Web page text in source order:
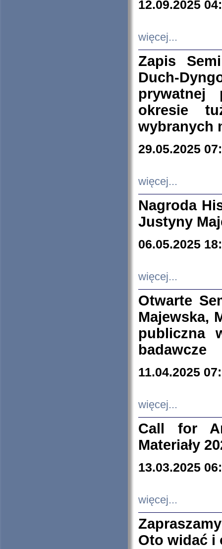
12.09.2025
więcej...
Zapis
Duch-
prywatnej
okresie
wybranych
29.05.2025
więcej...
Nagroda
Justyny
06.05.2025
więcej...
Otwarte
Majewska,
publiczna
badawcze
11.04.2025
więcej...
Call for
Materiały
13.03.2025
więcej...
Oto widać i